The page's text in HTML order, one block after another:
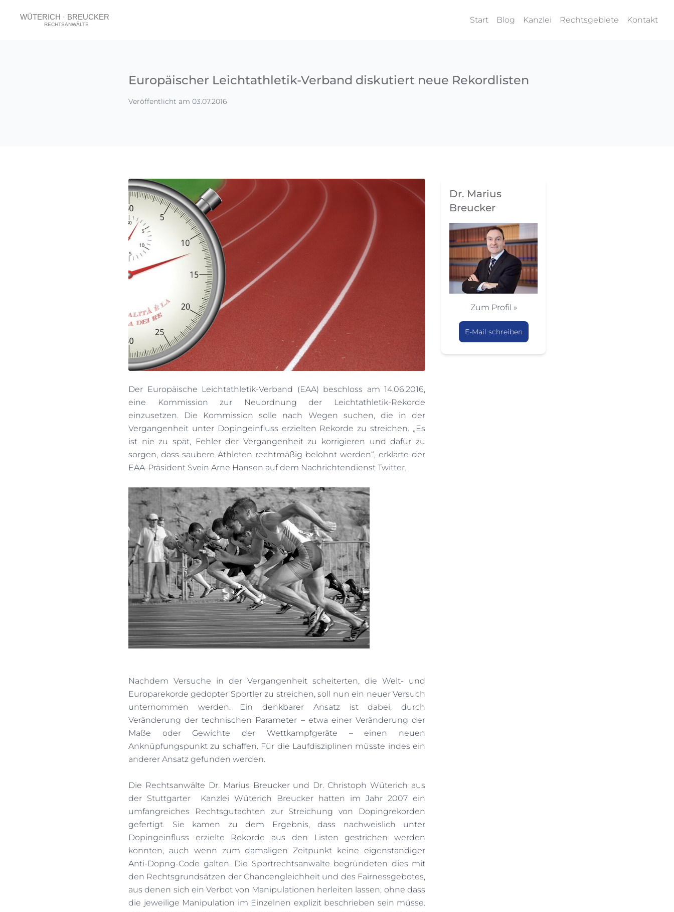
Start Blog Kanzlei Rechtsgebiete Kontakt
Europäischer Leichtathletik-Verband diskutiert neue Rekordlisten
Veröffentlicht am 03.07.2016
Der Europäische Leichtathletik-Verband (EAA) beschloss am 14.06.2016,
eine Kommission zur Neuordnung der Leichtathletik-Rekorde
einzusetzen. Die Kommission solle nach Wegen suchen, die in der
Vergangenheit unter Dopingeinfluss erzielten Rekorde zu streichen. „Es
ist nie zu spät, Fehler der Vergangenheit zu korrigieren und dafür zu
sorgen, dass saubere Athleten rechtmäßig belohnt werden“, erklärte der
EAA-Präsident Svein Arne Hansen auf dem Nachrichtendienst Twitter.
Nachdem Versuche in der Vergangenheit scheiterten, die Welt- und
Europarekorde gedopter Sportler zu streichen, soll nun ein neuer Versuch
unternommen werden. Ein denkbarer Ansatz ist dabei, durch
Veränderung der technischen Parameter – etwa einer Veränderung der
Maße oder Gewichte der Wettkampfgeräte – einen neuen
Anknüpfungspunkt zu schaffen. Für die Laufdisziplinen müsste indes ein
anderer Ansatz gefunden werden.
Die Rechtsanwälte Dr. Marius Breucker und Dr. Christoph Wüterich aus
der Stuttgarter Kanzlei Wüterich Breucker hatten im Jahr 2007 ein
umfangreiches Rechtsgutachten zur Streichung von Dopingrekorden
gefertigt. Sie kamen zu dem Ergebnis, dass nachweislich unter
Dopingeinfluss erzielte Rekorde aus den Listen gestrichen werden
könnten, auch wenn zum damaligen Zeitpunkt keine eigenständiger
Anti-Dopng-Code galten. Die Sportrechtsanwälte begründeten dies mit
den Rechtsgrundsätzen der Chancengleichheit und des Fairnessgebotes,
aus denen sich ein Verbot von Manipulationen herleiten lassen, ohne dass
die jeweilige Manipulation im Einzelnen explizit beschrieben sein müsse.
Dr. Marius
Breucker
Zum Profil »
E-Mail schreiben